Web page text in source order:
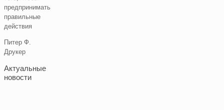
предпринимать
правильные
действия
Питер Ф.
Друкер
Актуальные
новости